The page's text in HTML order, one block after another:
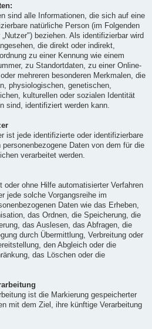
sind alle Informationen, die sich auf eine
natürliche Person (im Folgenden
„Nutzer") beziehen. Als identifizierbar wird
die direkt oder indirekt,
zu einer Kennung wie einem
zu Standortdaten, zu einer Online-
mehreren besonderen Merkmalen, die
physiologischen, genetischen,
kulturellen oder sozialen Identität
sind, identifiziert werden kann.
ist jede identifizierte oder identifizierbare
Daten von dem für die
verarbeitet werden.
oder ohne Hilfe automatisierter Verfahren
jede solche Vorgangsreihe im
Daten wie das Erheben,
das Ordnen, die Speicherung, die
das Auslesen, das Abfragen, die
durch Übermittlung, Verbreitung oder
den Abgleich oder die
das Löschen oder die
ist die Markierung gespeicherter
mit dem Ziel, ihre künftige Verarbeitung